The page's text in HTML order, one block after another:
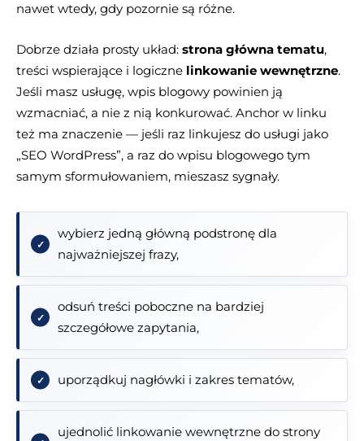
nawet wtedy, gdy pozornie są różne.
Dobrze działa prosty układ: strona główna tematu,
treści wspierające i logiczne linkowanie wewnętrzne.
Jeśli masz usługę, wpis blogowy powinien ją
wzmacniać, a nie z nią konkurować. Anchor w linku
też ma znaczenie — jeśli raz linkujesz do usługi jako
„SEO WordPress”, a raz do wpisu blogowego tym
samym sformułowaniem, mieszasz sygnały.
wybierz jedną główną podstronę dla
najważniejszej frazy,
odsuń treści poboczne na bardziej
szczegółowe zapytania,
uporządkuj nagłówki i zakres tematów,
ujednolić linkowanie wewnętrzne do strony